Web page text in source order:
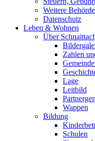
Weitere
Datenschutz
Leben & Wohnen
Über
Zahlen
Lage
Leitbild
Wappen
Bildung
Schulen